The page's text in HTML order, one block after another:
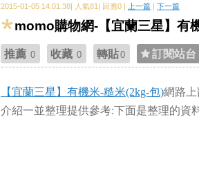
2015-01-05 14:01:38| 人氣81| 回應0 | 上一篇 | 下一篇
momo購物網-【宜蘭三星】有
推薦 0 收藏 0 轉貼0 訂閱站台
【宜蘭三星】有機米-糙米(2kg-包)網路
介紹一並整理提供參考:下面是整理的資